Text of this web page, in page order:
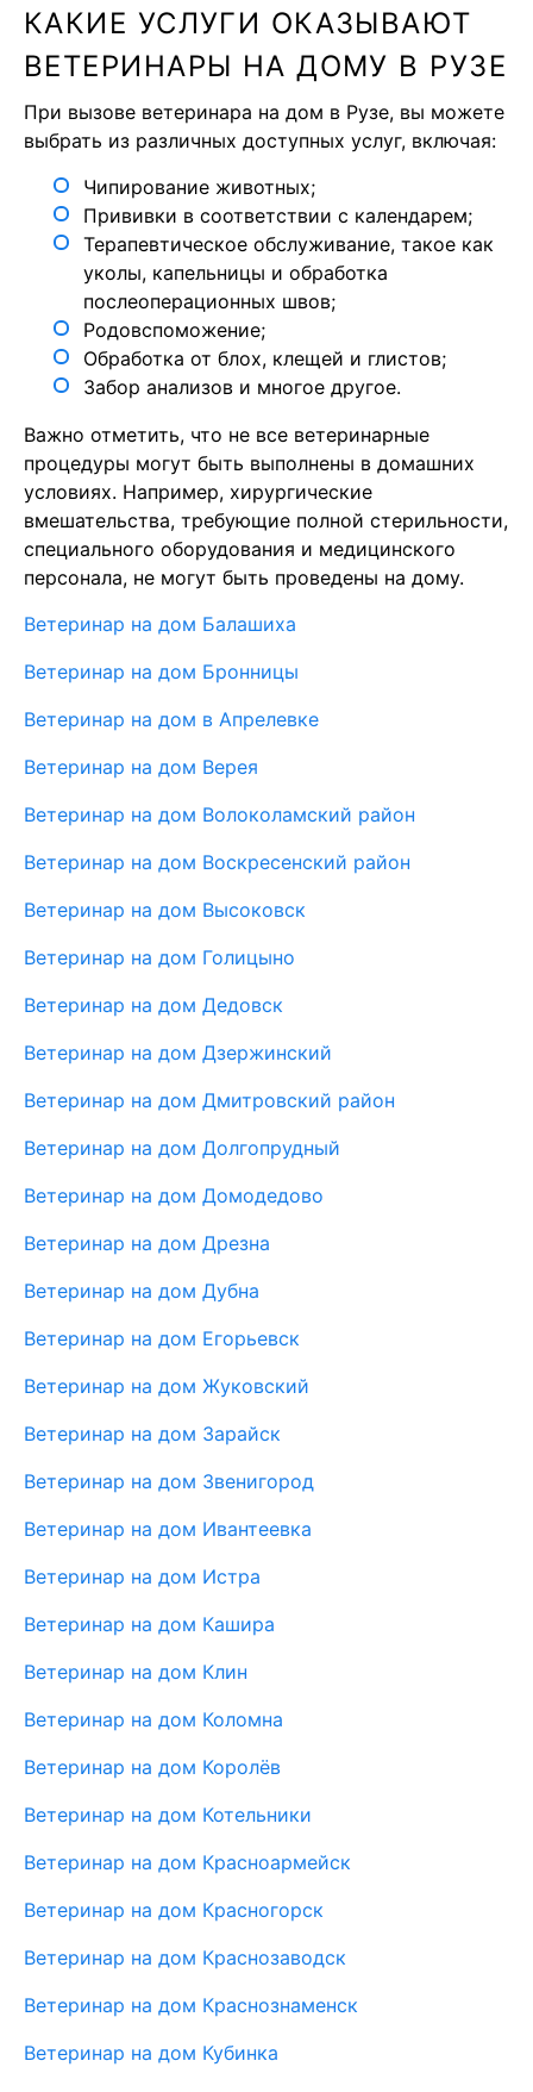
КАКИЕ УСЛУГИ ОКАЗЫВАЮТ
ВЕТЕРИНАРЫ НА ДОМУ В РУЗЕ
При вызове ветеринара на дом в Рузе, вы можете
выбрать из различных доступных услуг, включая:
Чипирование животных;
Прививки в соответствии с календарем;
Терапевтическое обслуживание, такое как
уколы, капельницы и обработка
послеоперационных швов;
Родовспоможение;
Обработка от блох, клещей и глистов;
Забор анализов и многое другое.
Важно отметить, что не все ветеринарные
процедуры могут быть выполнены в домашних
условиях. Например, хирургические
вмешательства, требующие полной стерильности,
специального оборудования и медицинского
персонала, не могут быть проведены на дому.
Ветеринар на дом Балашиха
Ветеринар на дом Бронницы
Ветеринар на дом в Апрелевке
Ветеринар на дом Верея
Ветеринар на дом Волоколамский район
Ветеринар на дом Воскресенский район
Ветеринар на дом Высоковск
Ветеринар на дом Голицыно
Ветеринар на дом Дедовск
Ветеринар на дом Дзержинский
Ветеринар на дом Дмитровский район
Ветеринар на дом Долгопрудный
Ветеринар на дом Домодедово
Ветеринар на дом Дрезна
Ветеринар на дом Дубна
Ветеринар на дом Егорьевск
Ветеринар на дом Жуковский
Ветеринар на дом Зарайск
Ветеринар на дом Звенигород
Ветеринар на дом Ивантеевка
Ветеринар на дом Истра
Ветеринар на дом Кашира
Ветеринар на дом Клин
Ветеринар на дом Коломна
Ветеринар на дом Королёв
Ветеринар на дом Котельники
Ветеринар на дом Красноармейск
Ветеринар на дом Красногорск
Ветеринар на дом Краснозаводск
Ветеринар на дом Краснознаменск
Ветеринар на дом Кубинка